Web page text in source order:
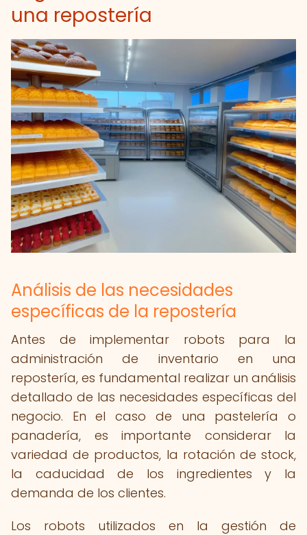
una repostería
Análisis de las necesidades
específicas de la repostería
Antes de implementar robots para la
administración de inventario en una
repostería, es fundamental realizar un análisis
detallado de las necesidades específicas del
negocio. En el caso de una pastelería o
panadería, es importante considerar la
variedad de productos, la rotación de stock,
la caducidad de los ingredientes y la
demanda de los clientes.
Los robots utilizados en la gestión de